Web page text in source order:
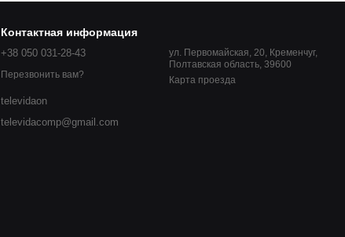
Контактная информация
+38 050 031-28-43
Перезвонить вам?
televidaon
televidacomp@gmail.com
ул. Первомайская, 20, Кременчуг,
Полтавская область, 39600
Карта проезда